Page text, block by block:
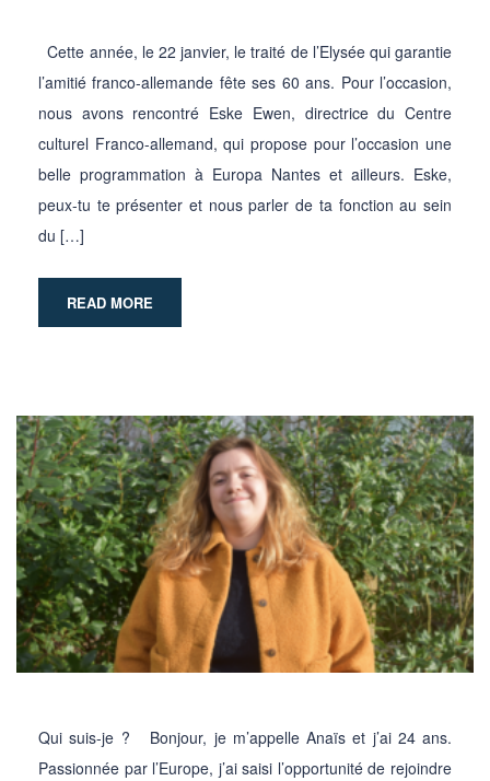
Cette année, le 22 janvier, le traité de l’Elysée qui garantie
l’amitié franco-allemande fête ses 60 ans. Pour l’occasion,
nous avons rencontré Eske Ewen, directrice du Centre
culturel Franco-allemand, qui propose pour l’occasion une
belle programmation à Europa Nantes et ailleurs. Eske,
peux-tu te présenter et nous parler de ta fonction au sein
du […]
READ MORE
Qui suis-je ? Bonjour, je m’appelle Anaïs et j’ai 24 ans.
Passionnée par l’Europe, j’ai saisi l’opportunité de rejoindre